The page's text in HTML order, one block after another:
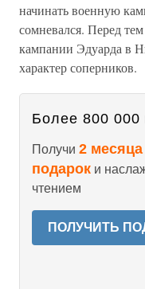
начинать военную
сомневался. Перед
кампании Эдуарда в
характер соперников.
Более 800 000
Получи 2
подарок и
чтением
ПОЛУЧИТЬ